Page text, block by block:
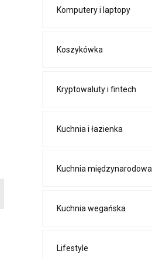
Komputery i laptopy
Koszykówka
Kryptowaluty i fintech
Kuchnia i łazienka
Kuchnia międzynarodowa
Kuchnia wegańska
Lifestyle